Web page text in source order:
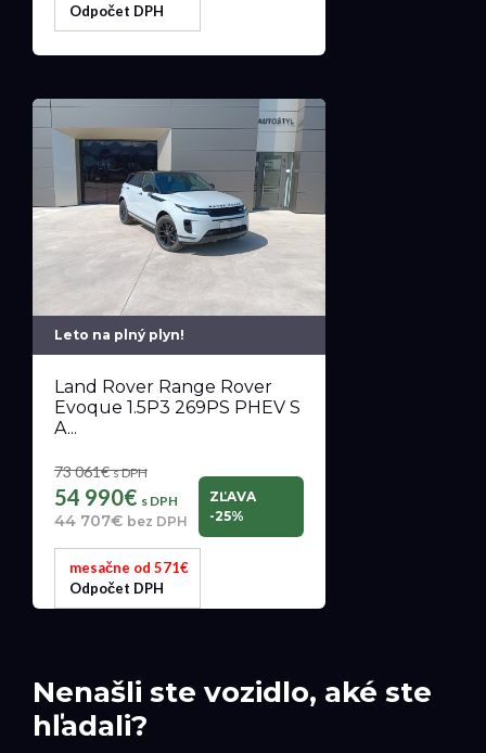
Odpočet DPH
Leto na plný plyn!
Land Rover Range Rover
Evoque 1.5P3 269PS PHEV S
A...
73 061€s DPH
54 990€ s DPH
44 707€ bez DPH
ZĽAVA
-25%
mesačne od 571€
Odpočet DPH
Nenašli ste vozidlo, aké ste
hľadali?